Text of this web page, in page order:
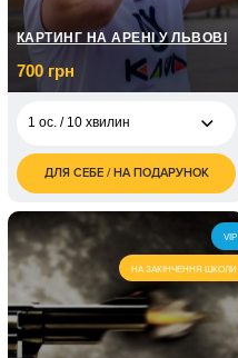
КАРТИНГ НА АРЕНІ У ЛЬВОВІ
700 грн
1 ос. / 10 хвилин
700
грн
ДЛЯ СЕБЕ / НА ПОДАРУНОК
VIP
НА ЗАКІНЧЕННЯ ШКОЛИ